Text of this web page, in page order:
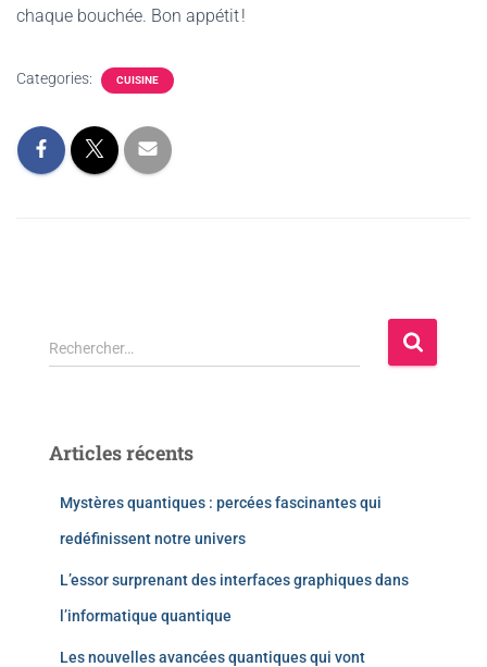
chaque bouchée. Bon appétit !
Categories: CUISINE
Rechercher…
Articles récents
Mystères quantiques : percées fascinantes qui
redéfinissent notre univers
L’essor surprenant des interfaces graphiques dans
l’informatique quantique
Les nouvelles avancées quantiques qui vont